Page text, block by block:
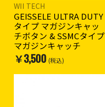
WII TECH
GEISSELE ULTRA DUTY
タイプ マガジンキャッ
チボタン & SSMCタイプ
マガジンキャッチ
￥3,500 (税込)